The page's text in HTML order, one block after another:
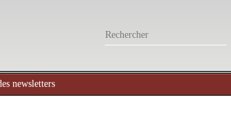
newsletters